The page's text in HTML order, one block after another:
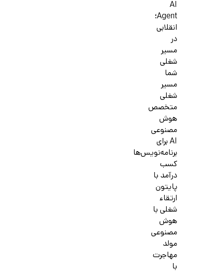
AI
Agent؛
انقلابی
در
مسیر
شغلی
شما
مسیر
شغلی
متخصص
هوش
مصنوعی
AI برای
برنامه‌نویس‌ها
کسب
درآمد با
پایتون
ارتقاء
شغلی با
هوش
مصنوعی
مولد
مهاجرت
با